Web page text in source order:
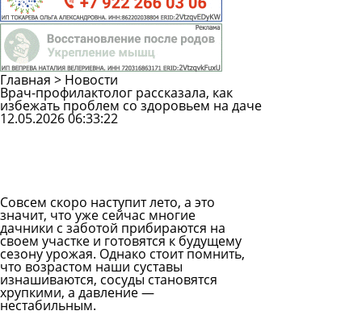
Главная > Новости
Врач-профилактолог рассказала, как
избежать проблем со здоровьем на даче
12.05.2026 06:33:22
Совсем скоро наступит лето, а это
значит, что уже сейчас многие
дачники с заботой прибираются на
своем участке и готовятся к будущему
сезону урожая. Однако стоит помнить,
что возрастом наши суставы
изнашиваются, сосуды становятся
хрупкими, а давление —
нестабильным.